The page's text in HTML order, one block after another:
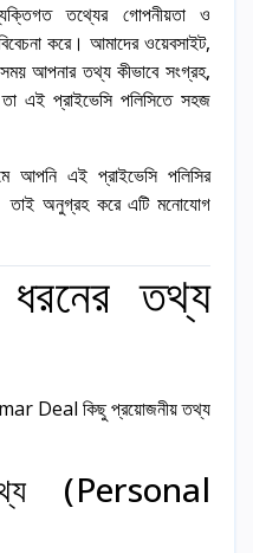
ব্যক্তিগত তথ্যের গোপনীয়তা ও
করে। আমাদের ওয়েবসাইট,
সময় আপনার তথ্য কীভাবে সংগ্রহ,
এই প্রাইভেসি পলিসিতে সহজ
আপনি এই প্রাইভেসি পলিসির
তাই অনুগ্রহ করে এটি মনোযোগ
তথ্য
Deal কিছু প্রয়োজনীয় তথ্য
(Personal